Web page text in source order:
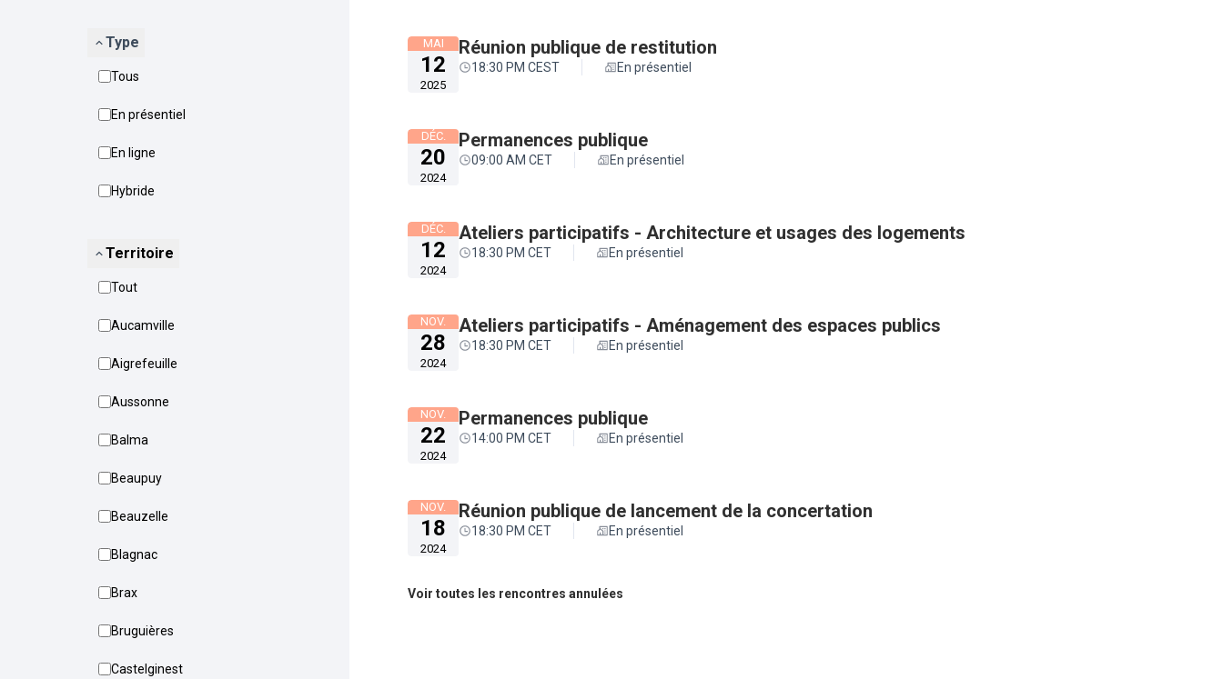
Type
Tous
En présentiel
En ligne
Hybride
Territoire
Tout
Aucamville
Aigrefeuille
Aussonne
Balma
Beaupuy
Beauzelle
Blagnac
Brax
Bruguières
Castelginest
MAI
12
2025
Réunion publique de restitution
18:30 PM CEST En présentiel
DÉC.
20
2024
Permanences publique
09:00 AM CET En présentiel
DÉC.
12
2024
Ateliers participatifs - Architecture et usages des logements
18:30 PM CET En présentiel
NOV.
28
2024
Ateliers participatifs - Aménagement des espaces publics
18:30 PM CET En présentiel
NOV.
22
2024
Permanences publique
14:00 PM CET En présentiel
NOV.
18
2024
Réunion publique de lancement de la concertation
18:30 PM CET En présentiel
Voir toutes les rencontres annulées